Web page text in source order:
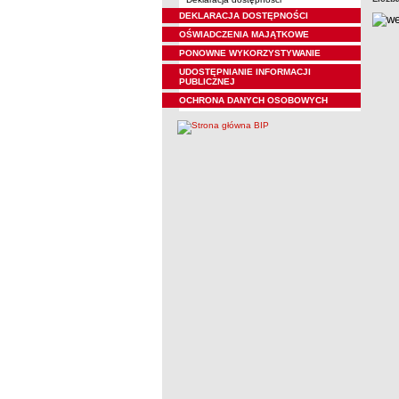
DEKLARACJA DOSTĘPNOŚCI
OŚWIADCZENIA MAJĄTKOWE
PONOWNE WYKORZYSTYWANIE
UDOSTĘPNIANIE INFORMACJI
PUBLICZNEJ
OCHRONA DANYCH OSOBOWYCH